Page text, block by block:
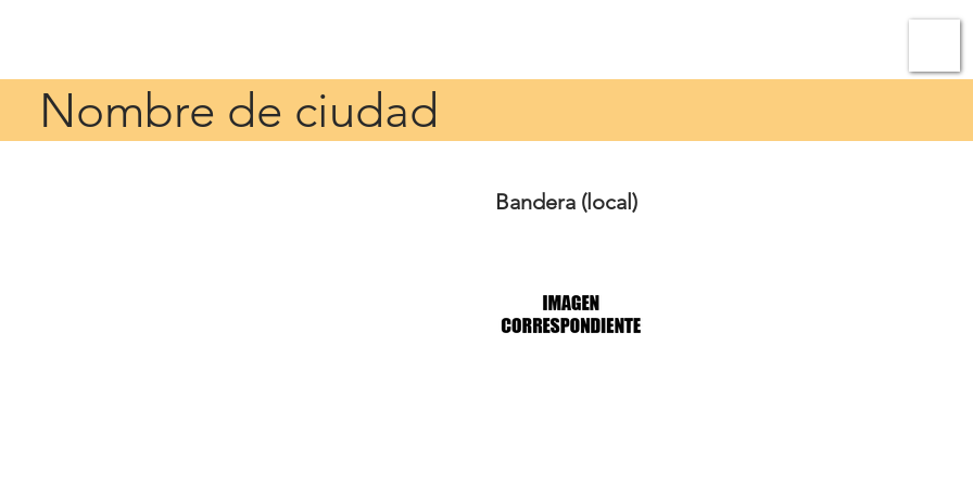
Nombre de ciudad
Bandera (local)